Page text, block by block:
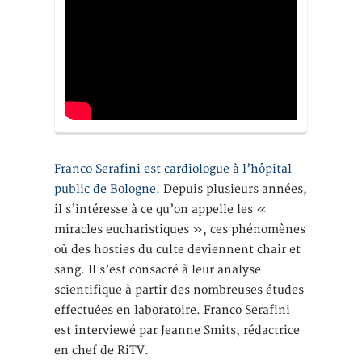
Franco Serafini est cardiologue à l’hôpital
public de Bologne. Depuis plusieurs années,
il s’intéresse à ce qu’on appelle les «
miracles eucharistiques », ces phénomènes
où des hosties du culte deviennent chair et
sang. Il s’est consacré à leur analyse
scientifique à partir des nombreuses études
effectuées en laboratoire. Franco Serafini
est interviewé par Jeanne Smits, rédactrice
en chef de RiTV.